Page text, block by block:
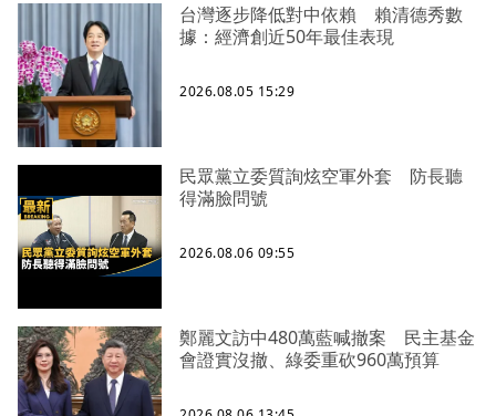
台灣逐步降低對中依賴 賴清德秀數
據：經濟創近50年最佳表現
2026.08.05 15:29
民眾黨立委質詢炫空軍外套 防長聽
得滿臉問號
2026.08.06 09:55
鄭麗文訪中480萬藍喊撤案 民主基金
會證實沒撤、綠委重砍960萬預算